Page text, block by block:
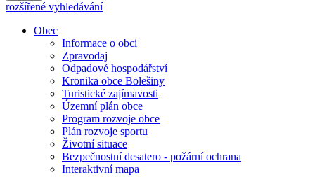
rozšířené vyhledávání
Obec
Informace o obci
Zpravodaj
Odpadové hospodářství
Kronika obce Bolešiny
Turistické zajímavosti
Územní plán obce
Program rozvoje obce
Plán rozvoje sportu
Životní situace
Bezpečnostní desatero - požární ochrana
Interaktivní mapa